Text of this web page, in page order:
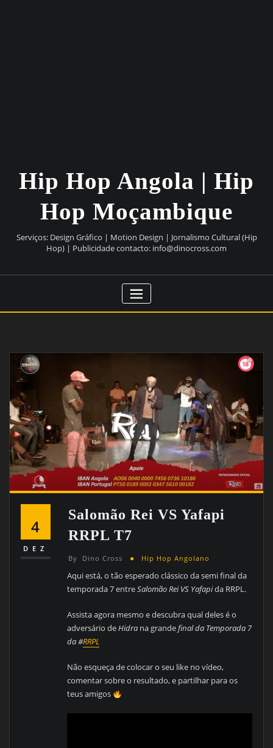
Hip Hop Angola | Hip
Hop Moçambique
Serviços: Design Gráfico | Motion Design | Jornalismo Cultural (Hip
Hop) | Publicidade contacto: info@dinocross.com
4
DEZ
Salomão Rei VS Yafapi
RRPL T7
By Dino Cross Hip Hop Angolano
Aqui está, o tão esperado clássico da semi final da
temporada 7 entreSalomão Rei VS Yafapida RRPL.
Assista agora mesmo e descubra qual deles é o
adversário deHidra na grandefinal da Temporada 7
da #RRPL
Não esqueça de colocar o seu like no vídeo,
comentar sobre o resultado, e partilhar para os
teus amigos